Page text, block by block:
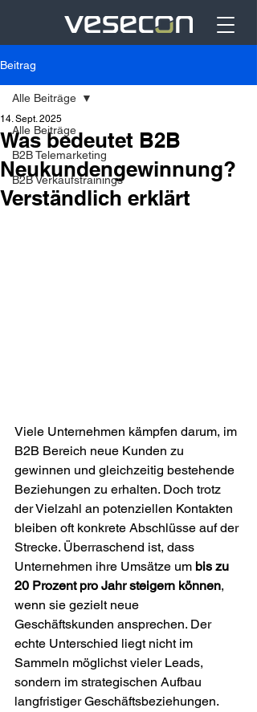
Beitrag
Alle Beiträge
B2B Telemarketing
B2B Verkaufstrainings
Alle Beiträge
Was bedeutet B2B
Neukundengewinnung?
Verständlich erklärt
14. Sept. 2025
Viele Unternehmen kämpfen darum, im
B2B Bereich neue Kunden zu
gewinnen und gleichzeitig bestehende
Beziehungen zu erhalten. Doch trotz
der Vielzahl an potenziellen Kontakten
bleiben oft konkrete Abschlüsse auf der
Strecke. Überraschend ist, dass
Unternehmen ihre Umsätze um bis zu
20 Prozent pro Jahr steigern können,
wenn sie gezielt neue
Geschäftskunden ansprechen. Der
echte Unterschied liegt nicht im
Sammeln möglichst vieler Leads,
sondern im strategischen Aufbau
langfristiger Geschäftsbeziehungen.